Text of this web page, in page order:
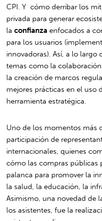
CPI. Y cómo derribar los
privada para generar
laconfianza enfocados a
para los usuarios
innovadoras). Así, a lo largo
temas como la
la creación de marcos
mejores prácticas en el uso
herramienta estratégica.
Uno de los momentos más
participación de
internacionales, quienes
cómo las compras públicas
palanca para promover la
la salud, la educación, la
Asimismo, una novedad de
los asistentes, fue la